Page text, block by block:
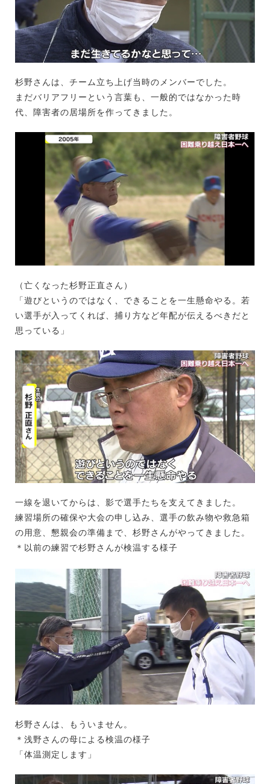
杉野さんは、チーム立ち上げ当時のメンバーでした。
まだバリアフリーという言葉も、一般的ではなかった時
代、障害者の居場所を作ってきました。
（亡くなった杉野正直さん）
「遊びというのではなく、できることを一生懸命やる。若
い選手が入ってくれば、捕り方など年配が伝えるべきだと
思っている」
一線を退いてからは、影で選手たちを支えてきました。
練習場所の確保や大会の申し込み、選手の飲み物や救急箱
の用意、懇親会の準備まで、杉野さんがやってきました。
＊以前の練習で杉野さんが検温する様子
杉野さんは、もういません。
＊浅野さんの母による検温の様子
「体温測定します」